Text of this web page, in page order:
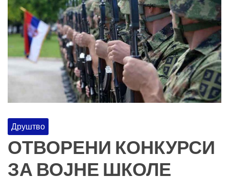
Друштво
ОТВОРЕНИ КОНКУРСИ
ЗА ВОЈНЕ ШКОЛЕ